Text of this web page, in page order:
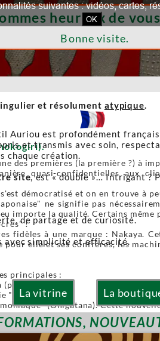
La vitrine La
des premières (la première ?) à
quasi-confidentielles aux
démocratisé et on en trouve à
ne signifie pas
importe la qualité. Certains
!
fidèles à une marque : Nakaya.
pour elle et ses confrères, les
principales :
"Or" (Gold)
(Onigatana). Cette
en conservant l'avantage d'une
interchangeables.
heureux de
Bonne visite.
et résolument atypique.
Auriou est profondément
et transmis avec soin,
chaque création.
site, est « double »… Intrigant ?
de partage et de curiosité.
avec simplicité et efficacité.
suivantes : vidéos, cartes,
OK